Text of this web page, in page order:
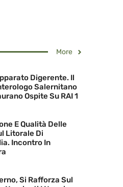
More
Digerente. Il
Salernitano
Ospite Su RAI 1
E Qualità Delle
Litorale Di
Incontro In
Si Rafforza Sul